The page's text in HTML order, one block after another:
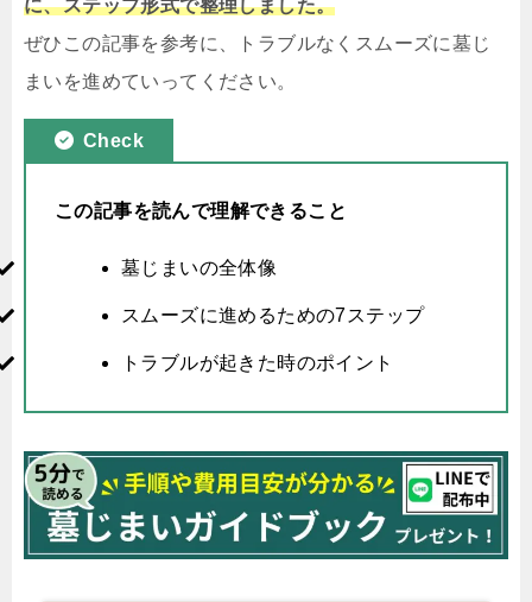
に、ステップ形式で整理しました。
ぜひこの記事を参考に、トラブルなくスムーズに墓じ
まいを進めていってください。
Check
この記事を読んで理解できること
墓じまいの全体像
スムーズに進めるための7ステップ
トラブルが起きた時のポイント